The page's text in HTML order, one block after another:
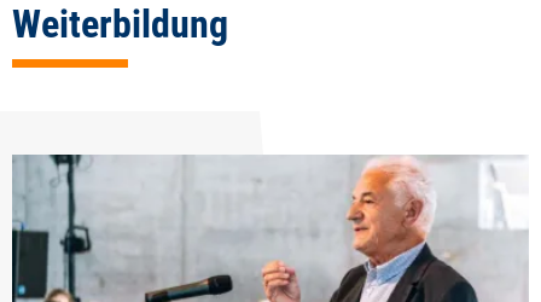
Weiterbildung